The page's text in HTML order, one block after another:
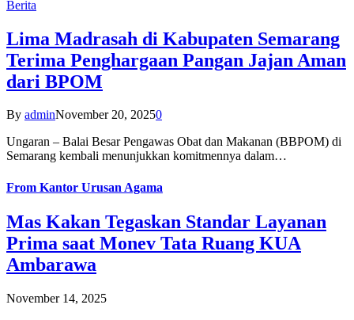
Berita
Lima Madrasah di Kabupaten Semarang
Terima Penghargaan Pangan Jajan Aman
dari BPOM
By adminNovember 20, 20250
Ungaran – Balai Besar Pengawas Obat dan Makanan (BBPOM) di
Semarang kembali menunjukkan komitmennya dalam…
From Kantor Urusan Agama
Mas Kakan Tegaskan Standar Layanan
Prima saat Monev Tata Ruang KUA
Ambarawa
November 14, 2025